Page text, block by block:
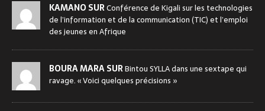
KAMANO SURConférence de Kigali sur les technologies
de l’information et de la communication (TIC) et l’emploi
des jeunes en Afrique
BOURA MARA SURBintou SYLLA dans une sextape qui
ravage. « Voici quelques précisions »